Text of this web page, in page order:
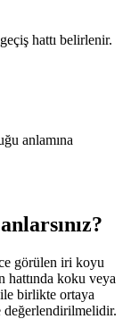
hattı belirlenir.
anlamına
görülen iri koyu
koku veya
ile birlikte ortaya
değerlendirilmelidir.